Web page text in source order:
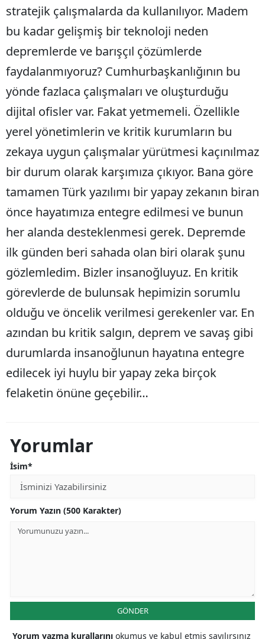
stratejik çalışmalarda da kullanılıyor. Madem
bu kadar gelişmiş bir teknoloji neden
depremlerde ve barışçıl çözümlerde
faydalanmıyoruz? Cumhurbaşkanlığının bu
yönde fazlaca çalışmaları ve oluşturduğu
dijital ofisler var. Fakat yetmemeli. Özellikle
yerel yönetimlerin ve kritik kurumların bu
zekaya uygun çalışmalar yürütmesi kaçınılmaz
bir durum olarak karşımıza çıkıyor. Bana göre
tamamen Türk yazılımı bir yapay zekanın biran
önce hayatımıza entegre edilmesi ve bunun
her alanda desteklenmesi gerek. Depremde
ilk günden beri sahada olan biri olarak şunu
gözlemledim. Bizler insanoğluyuz. En kritik
görevlerde de bulunsak hepimizin sorumlu
olduğu ve öncelik verilmesi gerekenler var. En
azından bu kritik salgın, deprem ve savaş gibi
durumlarda insanoğlunun hayatına entegre
edilecek iyi huylu bir yapay zeka birçok
felaketin önüne geçebilir…
Yorumlar
İsim*
Yorum Yazın (500 Karakter)
GÖNDER
Yorum yazma kurallarını okumuş ve kabul etmiş sayılırsınız